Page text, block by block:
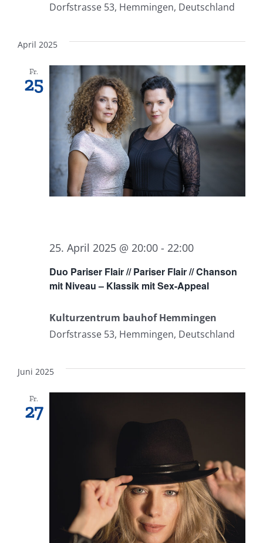
Dorfstrasse 53, Hemmingen, Deutschland
April 2025
Fr.
25
Duo Pariser Flair // Pariser Flair // Chanson
mit Niveau – Klassik mit Sex-Appeal
25. April 2025 @ 20:00 - 22:00
Kulturzentrum bauhof Hemmingen
Dorfstrasse 53, Hemmingen, Deutschland
Juni 2025
Fr.
27